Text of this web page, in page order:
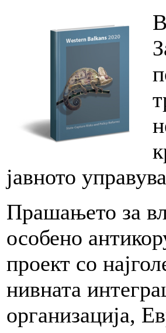
јавното
Прашањето за
особено
проект со
нивната
организација,